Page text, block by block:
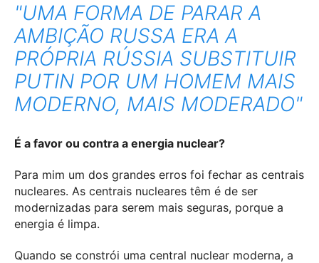
"UMA FORMA DE PARAR A
AMBIÇÃO RUSSA ERA A
PRÓPRIA RÚSSIA SUBSTITUIR
PUTIN POR UM HOMEM MAIS
MODERNO, MAIS MODERADO"
É a favor ou contra a energia nuclear?
Para mim um dos grandes erros foi fechar as centrais
nucleares. As centrais nucleares têm é de ser
modernizadas para serem mais seguras, porque a
energia é limpa.
Quando se constrói uma central nuclear moderna, a